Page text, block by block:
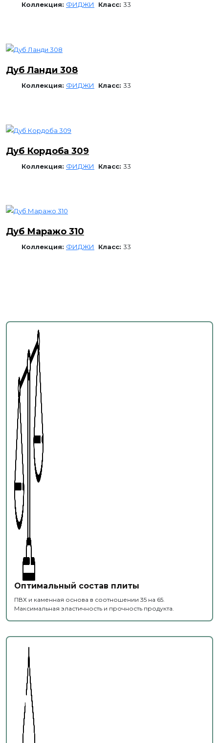
Коллекция: ФИДЖИ Класс: 33
Дуб Ланди 308
Коллекция: ФИДЖИ Класс: 33
Дуб Кордоба 309
Коллекция: ФИДЖИ Класс: 33
Дуб Маражо 310
Коллекция: ФИДЖИ Класс: 33
Оптимальный состав плиты
ПВХ и каменная основа в соотношении 35 на 65.
Максимальная эластичность и прочность продукта.